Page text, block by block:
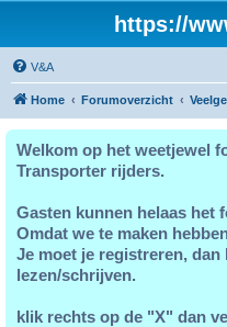
https://
V&A
Home Forumoverzicht
Welkom op het weetjewel
Transporter rijders.
Gasten kunnen helaas het
Omdat we te maken
Je moet je registreren,
lezen/schrijven.
klik rechts op de "X" dan